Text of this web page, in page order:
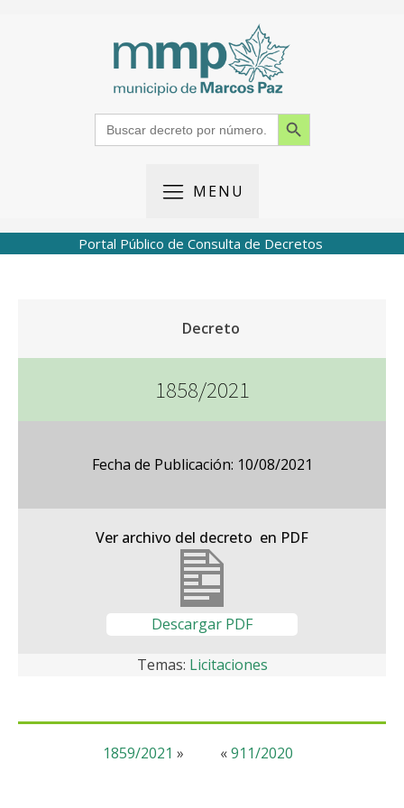
Search
for:
Search Button
MENU
Portal Público de Consulta de Decretos
Decreto
1858/2021
Fecha de Publicación: 10/08/2021
Ver archivo del decreto en PDF
Descargar PDF
Temas: Licitaciones
«911/2020
1859/2021 »